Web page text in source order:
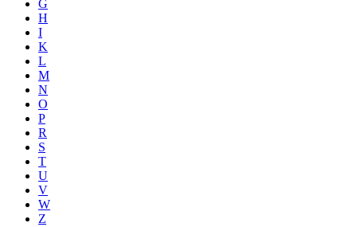
G
H
I
K
L
M
N
O
P
R
S
T
U
V
W
Z